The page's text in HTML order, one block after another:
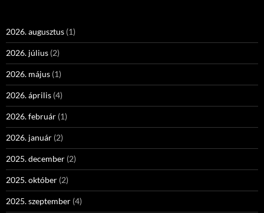
2026. augusztus (1)
2026. július (2)
2026. május (1)
2026. április (4)
2026. február (1)
2026. január (2)
2025. december (2)
2025. október (2)
2025. szeptember (4)